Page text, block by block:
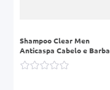
Shampoo Clear Men
Anticaspa Cabelo e Barba
Frasco Frasco 200ml